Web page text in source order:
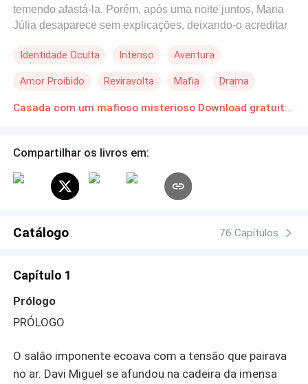
temendo afastá-la. Porém, após uma noite juntos, Maria
Júlia desaparece sem explicações, deixando-o acreditar
hospital, onde sua memória é um enigma após um
Lombardi, um homem narra sua vida, porém lacunas e
segredos sussurram que há mais a ser descoberto. Em
soldado que a revela a verdade: o homem que ela
mais complexa e perigosa do que imaginava.
Determinada a desvendar os enigmas que a cercam,
jornada internacional. Um objetivo os une: destruir Felipe
emergem, revelando que o verdadeiro marido de Maria
emocionante, segredos profundos e um romance
apaixonado colidem. Prepare-se para explorar cada
enredo que envolverá protagonistas e leitores em um
turbilhão de emoções.
Identidade Oculta Intenso Aventura
Amor Proibido Reviravolta Mafia Drama
Casamento por Contrato Casada com um mafioso misterioso Download gratuito de Novelas Online em PDF
Compartilhar os livros em:
Catálogo 76 Capítulos
Capítulo 1
Prólogo
PRÓLOGO
O salão imponente ecoava com a tensão que pairava
no ar. Davi Miguel se afundou na cadeira da imensa